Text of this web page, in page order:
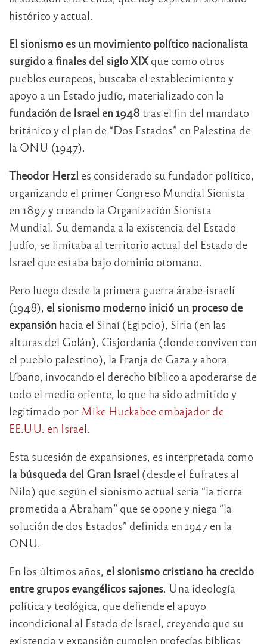
histórico y actual.
El sionismo es un movimiento político nacionalista
surgido a finales del siglo XIXque como otros
pueblos europeos, buscaba el establecimiento y
apoyo a un Estado judío, materializado con la
fundación de Israel en 1948 tras el fin del mandato
británico y el plan de “Dos Estados” en Palestina de
la ONU (1947).
Theodor Herzl es considerado su fundador político,
organizando el primer Congreso Mundial Sionista
en 1897 y creando la Organización Sionista
Mundial. Su demanda a la existencia del Estado
Judío, se limitaba al territorio actual del Estado de
Israel que estaba bajo dominio otomano.
Pero luego desde la primera guerra árabe-israelí
(1948), el sionismo moderno inició un proceso de
expansión hacia el Sinaí (Egipcio), Siria (en las
alturas del Golán), Cisjordania (donde conviven con
el pueblo palestino), la Franja de Gaza y ahora
Líbano, invocando el derecho bíblico a apoderarse de
todo el medio oriente, lo que ha sido admitido y
legitimado por Mike Huckabee embajador de
EE.UU. en Israel.
Esta sucesión de expansiones, es interpretada como
la búsqueda del Gran Israel (desde el Éufrates al
Nilo) que según el sionismo actual sería “la tierra
prometida a Abraham” que se opone y niega “la
solución de dos Estados” definida en 1947 en la
ONU.
En los últimos años, el sionismo cristiano ha crecido
entre grupos evangélicos sajones . Una ideología
política y teológica, que defiende el apoyo
incondicional al Estado de Israel, creyendo que su
existencia y expansión cumplen profecías bíblicas